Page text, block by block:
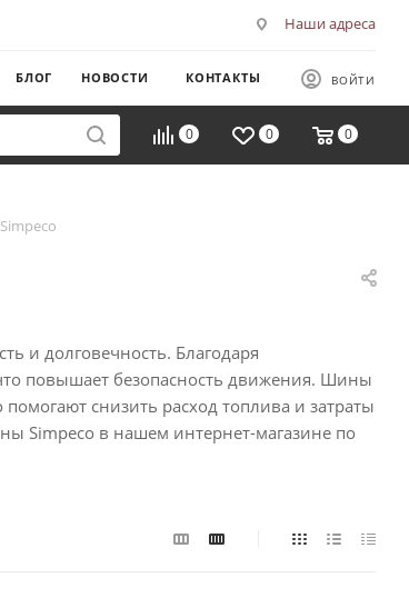
Наши адреса
БЛОГ НОВОСТИ КОНТАКТЫ ВОЙТИ
0 0 0
Simpeco
и долговечность. Благодаря
повышает безопасность движения. Шины
снизить расход топлива и затраты
Simpeco в нашем интернет-магазине по